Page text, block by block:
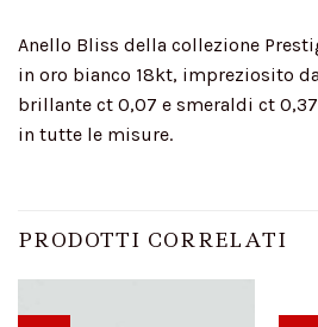
Anello Bliss della collezione
in oro bianco 18kt, impreziosito
brillante ct 0,07 e smeraldi ct
in tutte le misure.
PRODOTTI CORRELATI